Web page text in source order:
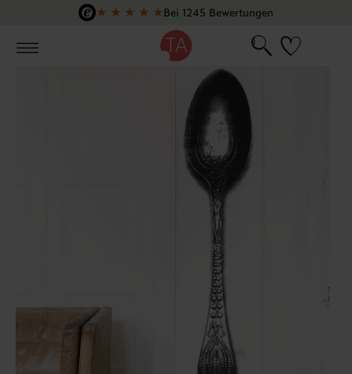
Zum Hauptinhalt springen
★ ★ ★ ★ ★Bei 1245 Bewertungen